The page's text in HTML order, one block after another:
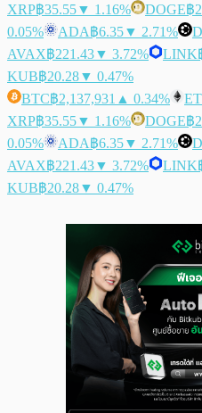
XRP฿35.55▼ 1.16% DOGE฿
0.05%
ADA฿6.35▼ 2.71%
AVAX฿221.43▼ 3.72% LINK
KUB฿20.28▼ 0.47%
BTC฿2,137,931 ▲ 0.34%
XRP฿35.55▼ 1.16% DOGE฿
0.05%
ADA฿6.35▼ 2.71%
AVAX฿221.43▼ 3.72% LINK
KUB฿20.28▼ 0.47%